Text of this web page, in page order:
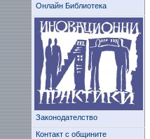
Онлайн Библиотека
Законодателство
Контакт с общините